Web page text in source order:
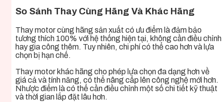
So Sánh Thay Cùng Hãng Và Khác Hãng
Thay motor cùng hãng sản xuất có ưu điểm là đảm bảo
tương thích 100% với hệ thống hiện tại, không cần điều chỉnh
hay gia công thêm. Tuy nhiên, chi phí có thể cao hơn và lựa
chọn bị hạn chế.
Thay motor khác hãng cho phép lựa chọn đa dạng hơn về
giá cả và tính năng, có thể nâng cấp lên công nghệ mới hơn.
Nhược điểm là có thể cần điều chỉnh một số chi tiết kỹ thuật
và thời gian lắp đặt lâu hơn.